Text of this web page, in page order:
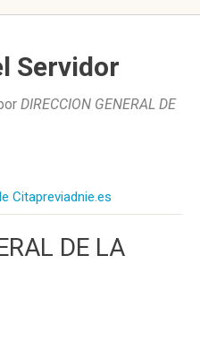
Servidor
DIRECCION GENERAL DE
Citapreviadnie.es
DE LA